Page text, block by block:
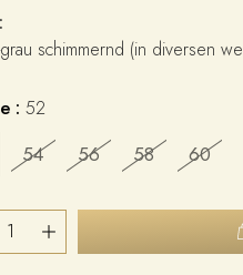
:
schimmernd (in diversen
: 52
54 56 58 60